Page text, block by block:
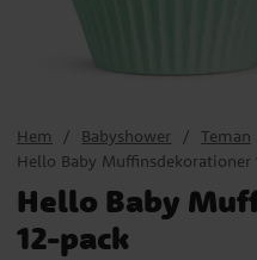
Hem Babyshower Teman
Hello Baby Muffinsdekorationer
Hello Baby
12-pack